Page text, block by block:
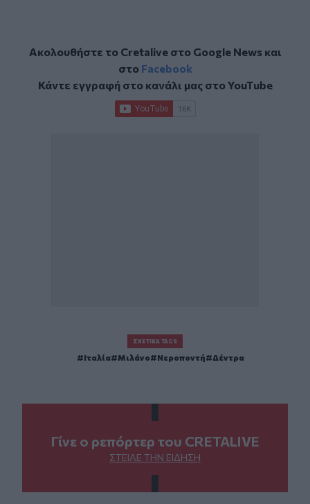
Ακολουθήστε το Cretalive στο Google Newsκαι
στο Facebook
Κάντε εγγραφή στο κανάλι μας στοYouTube
ΣΧΕΤΙΚΆ TAGS
Ιταλία Μιλάνο Νεροποντή Δέντρα
Γίνε ο ρεπόρτερ του CRETALIVE
ΣΤΕΊΛΕ ΤΗΝ ΕΊΔΗΣΗ